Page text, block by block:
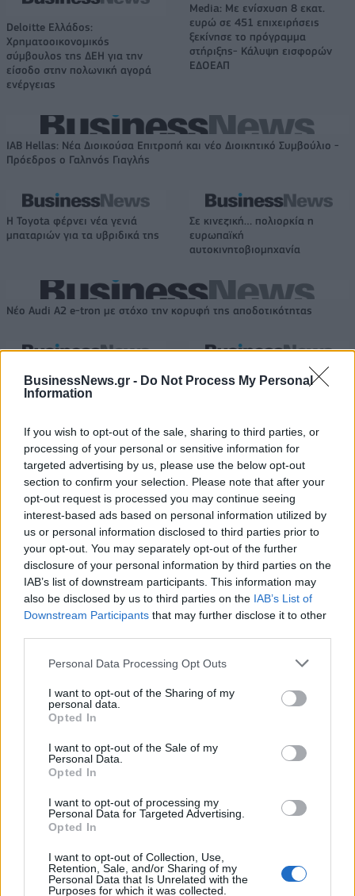
BusinessNews.gr - Do Not Process My Personal
Information
If you wish to opt-out of the sale, sharing to third parties, or
processing of your personal or sensitive information for
targeted advertising by us, please use the below opt-out
section to confirm your selection. Please note that after your
opt-out request is processed you may continue seeing
interest-based ads based on personal information utilized by
us or personal information disclosed to third parties prior to
your opt-out. You may separately opt-out of the further
disclosure of your personal information by third parties on the
IAB’s list of downstream participants. This information may
also be disclosed by us to third parties on the IAB’s List of
Downstream Participants that may further disclose it to other
Personal Data Processing Opt Outs
I want to opt-out of the Sharing of my
personal data.
Opted In
I want to opt-out of the Sale of my
Personal Data.
Opted In
I want to opt-out of processing my
Personal Data for Targeted Advertising.
Opted In
I want to opt-out of Collection, Use,
Retention, Sale, and/or Sharing of my
Personal Data that Is Unrelated with the
Purposes for which it was collected.
Deloitte Ελλάδος:
Χρηματοοικονομικός
σύμβουλος της ΔΕΗ για την
είσοδο στην πολωνική αγορά
ενέργειας
Media: Με ενίσχυση 8 εκατ.
ευρώ σε 451 επιχειρήσεις
ξεκίνησε το πρόγραμμα
στήριξης- Κάλυψη εισφορών
ΕΔΟΕΑΠ
IAB Hellas: Νέα Διοικούσα Επιτροπή και νέο Διοικητικό Συμβούλιο -
Πρόεδρος ο Γαληνός Γιαγλής
Η Toyota φέρνει νέα γενιά
μπαταριών για τα υβριδικά της
Σε κινεζική… πολιορκία η
ευρωπαϊκή
αυτοκινητοβιομηχανία
Νέο Audi A2 e-tron με στόχο την κορυφή της αποδοτικότητας
στην παράταση η Ελλάδα, 96-
86 από την Ισπανία (pics)
Γιαννακόπουλος: «Όταν σου
ρίχνουν μια πέτρα, τους
ΕΛΣΤΑΤ: Στο 3,4% υποχώρησε ο πληθωρισμός τον Ιούλιο
Χρηματοδότηση 8 εκατ. ευρώ
σε 843 μέσα ενημέρωσης-
Ξεκίνησε το πενταετές
πρόγραμμα ενίσχυσης του
Τύπου
Metlen: Ρεκόρ EBITDA στο α'
εξάμηνο, στα 550 εκατ. ευρώ –
Καθαρά κέρδη 313 εκατ. ευρώ
Η Chery επενδύει 75 εκατ. δολάρια στην KG Mobility
Το FIAT 500 Hybrid τώρα από
συνεργασίας τους μέχρι το
18η συνεχόμενη χρονιά για τον ΟΤΕ στη διεθνή σειρά δεικτών